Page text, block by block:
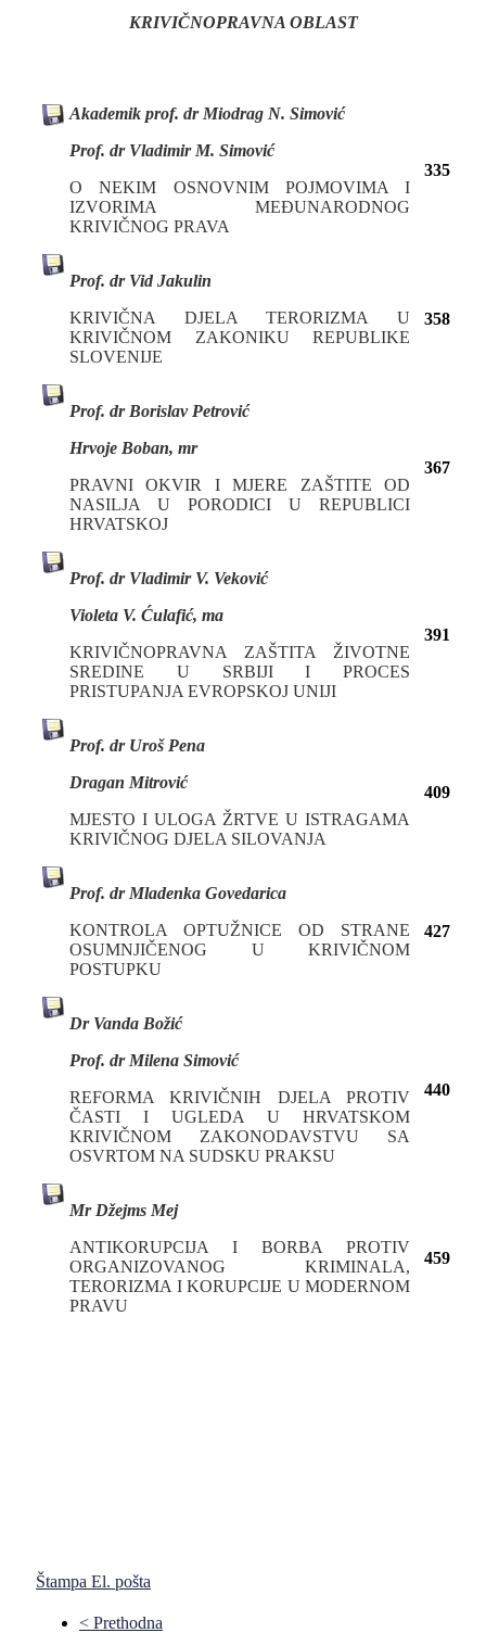
KRIVIČNOPRAVNA OBLAST
Akademik prof. dr Miodrag N. Simović
Prof. dr Vladimir M. Simović
O NEKIM OSNOVNIM POJMOVIMA I
IZVORIMA MEĐUNARODNOG
KRIVIČNOG PRAVA
335
Prof. dr Vid Jakulin
KRIVIČNA DЈELA TERORIZMA U
KRIVIČNOM ZAKONIKU REPUBLIKE
SLOVENIJE
358
Prof. dr Borislav Petrović
Hrvoje Boban, mr
PRAVNI OKVIR I MJERE ZAŠTITE OD
NASILJA U PORODICI U REPUBLICI
HRVATSKOJ
367
Prof. dr Vladimir V. Veković
Violeta V. Ćulafić, ma
KRIVIČNOPRAVNA ZAŠTITA ŽIVOTNE
SREDINE U SRBIJI I PROCES
PRISTUPANJA EVROPSKOJ UNIJI
391
Prof. dr Uroš Pena
Dragan Mitrović
MJESTO I ULOGA ŽRTVE U ISTRAGAMA
KRIVIČNOG DЈELA SILOVANJA
409
Prof. dr Mladenka Govedarica
KONTROLA OPTUŽNICE OD STRANE
OSUMNJIČENOG U KRIVIČNOM
POSTUPKU
427
Dr Vanda Božić
Prof. dr Milena Simović
REFORMA KRIVIČNIH DЈELA PROTIV
ČASTI I UGLEDA U HRVATSKOM
KRIVIČNOM ZAKONODAVSTVU SА
OSVRTOM NA SUDSKU PRAKSU
440
Mr Džejms Mej
ANTIKORUPCIJA I BORBA PROTIV
ORGANIZOVANOG KRIMINALA,
TERORIZMA I KORUPCIJE U MODERNOM
PRAVU
459
Štampa El. pošta
< Prethodna